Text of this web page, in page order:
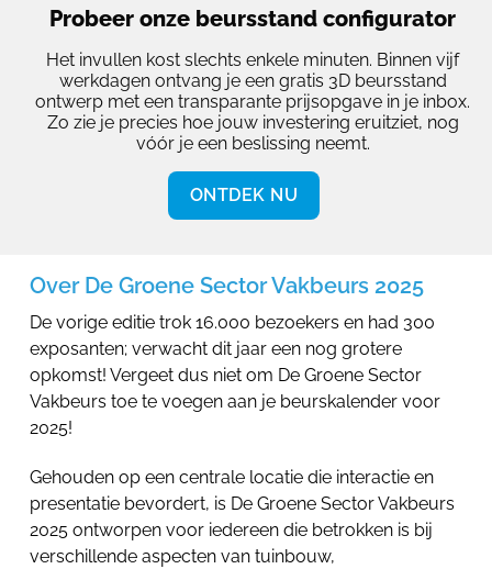
Probeer onze beursstand configurator
Het invullen kost slechts enkele minuten. Binnen vijf
werkdagen ontvang je een gratis 3D beursstand
ontwerp met een transparante prijsopgave in je inbox.
Zo zie je precies hoe jouw investering eruitziet, nog
vóór je een beslissing neemt.
ONTDEK NU
Over De Groene Sector Vakbeurs 2025
De vorige editie trok 16.000 bezoekers en had 300
exposanten; verwacht dit jaar een nog grotere
opkomst! Vergeet dus niet om De Groene Sector
Vakbeurs toe te voegen aan je beurskalender voor
2025!
Gehouden op een centrale locatie die interactie en
presentatie bevordert, is De Groene Sector Vakbeurs
2025 ontworpen voor iedereen die betrokken is bij
verschillende aspecten van tuinbouw,